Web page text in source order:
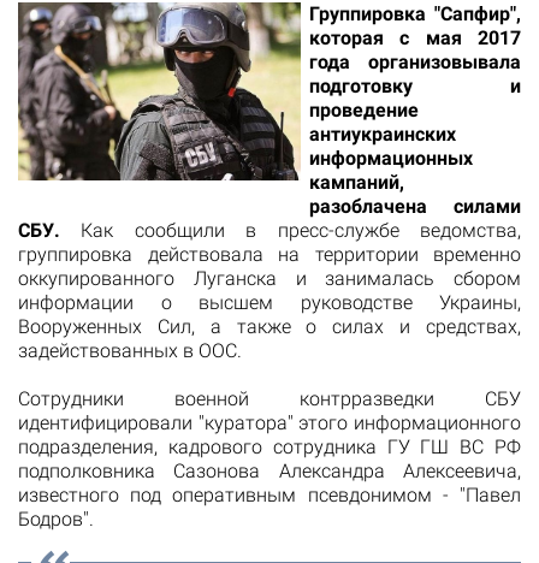
Группировка "Сапфир",
которая с мая 2017
года организовывала
подготовку и
проведение
антиукраинских
информационных
кампаний,
разоблачена силами
СБУ. Как сообщили в пресс-службе ведомства,
группировка действовала на территории временно
оккупированного Луганска и занималась сбором
информации о высшем руководстве Украины,
Вооруженных Сил, а также о силах и средствах,
задействованных в ООС.
Сотрудники военной контрразведки СБУ
идентифицировали "куратора" этого информационного
подразделения, кадрового сотрудника ГУ ГШ ВС РФ
подполковника Сазонова Александра Алексеевича,
известного под оперативным псевдонимом - "Павел
Бодров".